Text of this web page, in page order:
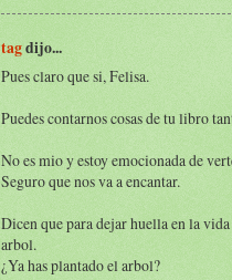
tagdijo...
Pues claro que si, Felisa.
Puedes contarnos cosas de tu libro
No es mio y estoy emocionada de
Seguro que nos va a encantar.
Dicen que para dejar huella en la
arbol.
¿Ya has plantado el arbol?